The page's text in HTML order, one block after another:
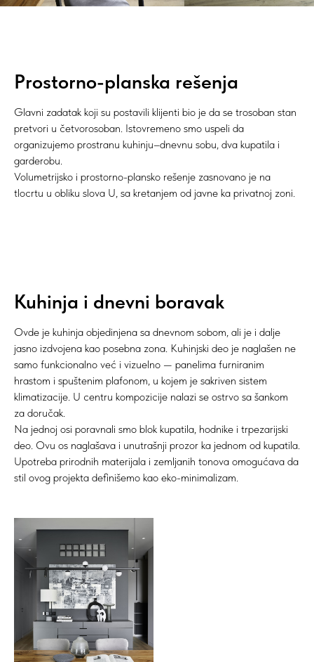
Prostorno-planska rešenja
Glavni zadatak koji su postavili klijenti bio je da se trosoban stan
pretvori u četvorosoban. Istovremeno smo uspeli da
organizujemo prostranu kuhinju–dnevnu sobu, dva kupatila i
garderobu.
Volumetrijsko i prostorno-plansko rešenje zasnovano je na
tlocrtu u obliku slova U, sa kretanjem od javne ka privatnoj zoni.
Kuhinja i dnevni boravak
Ovde je kuhinja objedinjena sa dnevnom sobom, ali je i dalje
jasno izdvojena kao posebna zona. Kuhinjski deo je naglašen ne
samo funkcionalno već i vizuelno — panelima furniranim
hrastom i spuštenim plafonom, u kojem je sakriven sistem
klimatizacije. U centru kompozicije nalazi se ostrvo sa šankom
za doručak.
Na jednoj osi poravnali smo blok kupatila, hodnike i trpezarijski
deo. Ovu os naglašava i unutrašnji prozor ka jednom od kupatila.
Upotreba prirodnih materijala i zemljanih tonova omogućava da
stil ovog projekta definišemo kao eko-minimalizam.